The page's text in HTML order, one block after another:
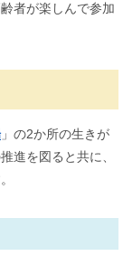
者が楽しんで参加
」の2か所の生きが
進を図ると共に、